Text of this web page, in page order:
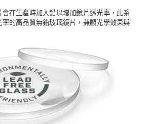
在生產時加入鉛以增加鏡片透光率，此系
的高品質無鉛玻璃鏡片，兼顧光學效果與